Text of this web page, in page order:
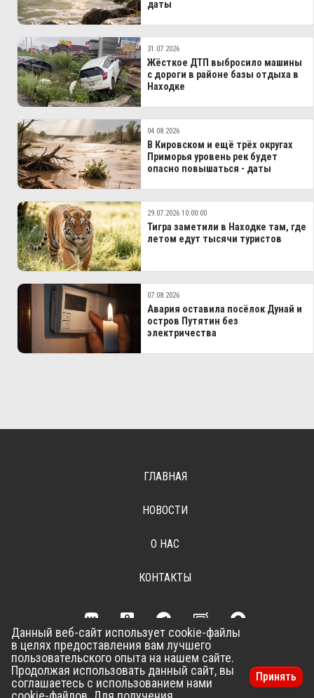
даты
31.07.2026
Жёсткое ДТП выбросило машины
с дороги в районе базы отдыха в
Находке
04.08.2026
В Кировском и ещё трёх округах
Приморья уровень рек будет
опасно повышаться - даты
29.07.2026 10:00:00
Тигра заметили в Находке там, где
летом едут тысячи туристов
07.08.2026
Авария оставила посёлок Дунай и
остров Путятин без
электричества
ГЛАВНАЯ
НОВОСТИ
О НАС
КОНТАКТЫ
Разработка сайта –Vladweb
Данный веб-сайт использует cookie-файлы
в целях предоставления вам лучшего
пользовательского опыта на нашем сайте.
Продолжая использовать данный сайт, вы
соглашаетесь с использованием нами
Принять